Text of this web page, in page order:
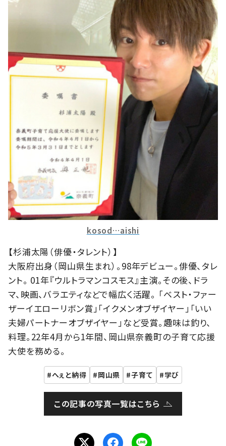
kosod…aishi
【杉浦太陽（俳優・タレント）】
大阪府出身（岡山県生まれ）。98年デビュー。俳優、タレ
ント。 01年『ウルトラマンコスモス』主演。その後、ドラ
マ、映画、バラエティなどで幅広く活躍。 「ベスト・ファー
ザーイエローリボン賞」「イクメンオブザイヤー」「いい
夫婦パートナーオブザイヤー」など受賞。趣味は釣り、
料理。22年4月から1年間、岡山県奈義町の子育て応援
大使を務める。
へぇと納得 岡山県 子育て 学び
この記事の写真一覧はこちら